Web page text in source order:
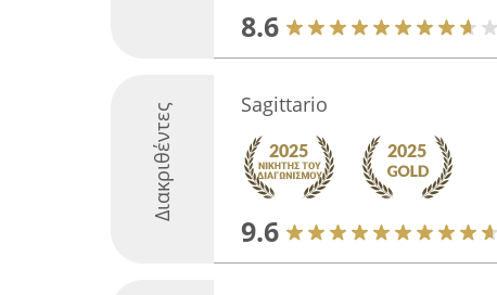
8.6
Διακριθέντες Sagittario
9.6